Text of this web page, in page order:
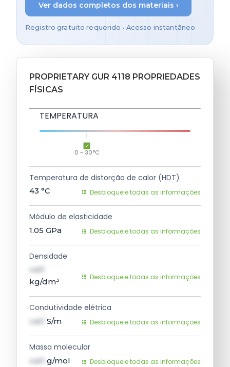
Ver dados completos dos materiais ›
Registro gratuito requerido • Acesso instantâneo
PROPRIETARY GUR 4118 PROPRIEDADES
FÍSICAS
TEMPERATURA
0 - 30°C
Temperatura de distorção de calor (HDT)
43 °C Desbloqueie todas as informações
Módulo de elasticidade
1.05 GPa Desbloqueie todas as informações
Densidade
val1
kg/dm³
Desbloqueie todas as informações
Condutividade elétrica
val1 S/m Desbloqueie todas as informações
Massa molecular
val1 g/mol Desbloqueie todas as informações